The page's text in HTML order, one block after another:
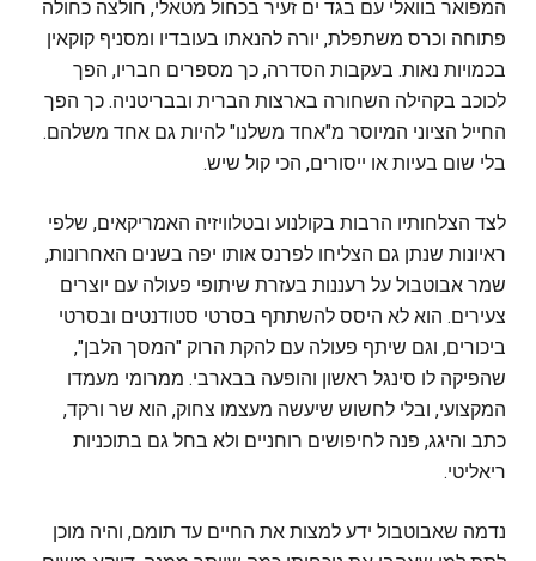
המפואר בוואלי עם בגד ים זעיר בכחול מטאלי, חולצה כחולה
פתוחה וכרס משתפלת, יורה להנאתו בעובדיו ומסניף קוקאין
בכמויות נאות. בעקבות הסדרה, כך מספרים חבריו, הפך
לכוכב בקהילה השחורה בארצות הברית ובבריטניה. כך הפך
החייל הציוני המיוסר מ"אחד משלנו" להיות גם אחד משלהם.
בלי שום בעיות או ייסורים, הכי קול שיש.
לצד הצלחותיו הרבות בקולנוע ובטלוויזיה האמריקאים, שלפי
ראיונות שנתן גם הצליחו לפרנס אותו יפה בשנים האחרונות,
שמר אבוטבול על רעננות בעזרת שיתופי פעולה עם יוצרים
צעירים. הוא לא היסס להשתתף בסרטי סטודנטים ובסרטי
ביכורים, וגם שיתף פעולה עם להקת הרוק "המסך הלבן",
שהפיקה לו סינגל ראשון והופעה בבארבי. ממרומי מעמדו
המקצועי, ובלי לחשוש שיעשה מעצמו צחוק, הוא שר ורקד,
כתב והיגג, פנה לחיפושים רוחניים ולא בחל גם בתוכניות
ריאליטי.
נדמה שאבוטבול ידע למצות את החיים עד תומם, והיה מוכן